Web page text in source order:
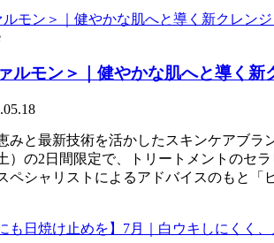
ルモン＞｜健やかな肌へと導く
みと最新技術を活かしたスキンケアブ
）の2日間限定で、トリートメントのセ
ペシャリストによるアドバイスのもと